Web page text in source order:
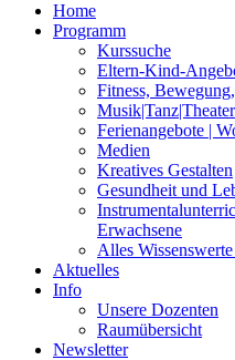
Home
Programm
Kurssuche
Eltern-Kind-
Fitness,
Musik|Tanz|Theater
Ferienangebote |
Medien
Kreatives Gestalten
Gesundheit und
Erwachsene
Alles
Aktuelles
Info
Unsere Dozenten
Raumübersicht
Newsletter